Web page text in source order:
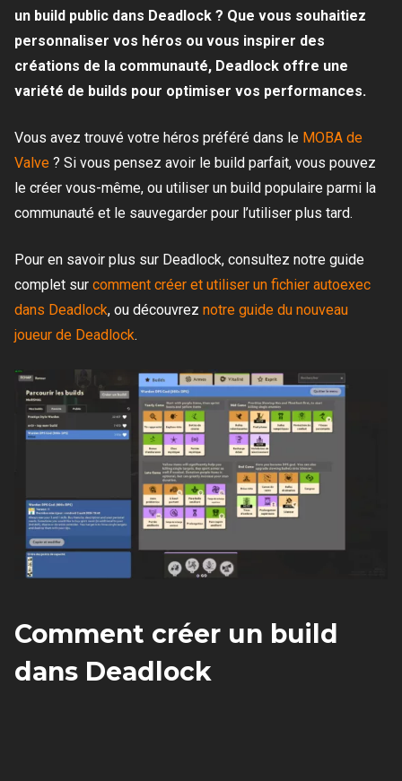
un build public dans Deadlock ? Que vous souhaitiez
personnaliser vos héros ou vous inspirer des
créations de la communauté, Deadlock offre une
variété de builds pour optimiser vos performances.
Vous avez trouvé votre héros préféré dans le MOBA de
Valve ? Si vous pensez avoir le build parfait, vous pouvez
le créer vous-même, ou utiliser un build populaire parmi la
communauté et le sauvegarder pour l’utiliser plus tard.
Pour en savoir plus sur Deadlock, consultez notre guide
complet sur comment créer et utiliser un fichier autoexec
dans Deadlock, ou découvrez notre guide du nouveau
joueur de Deadlock.
Comment créer un build
dans Deadlock